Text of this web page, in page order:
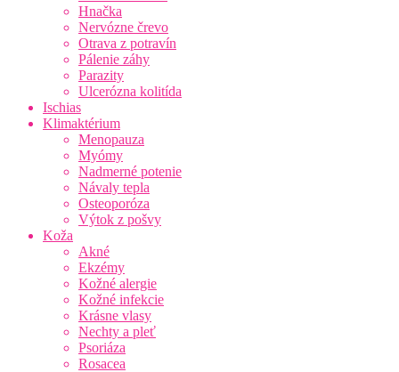
Hnačka
Nervózne črevo
Otrava z potravín
Pálenie záhy
Parazity
Ulcerózna kolitída
Ischias
Klimaktérium
Menopauza
Myómy
Nadmerné potenie
Návaly tepla
Osteoporóza
Výtok z pošvy
Koža
Akné
Ekzémy
Kožné alergie
Kožné infekcie
Krásne vlasy
Nechty a pleť
Psoriáza
Rosacea